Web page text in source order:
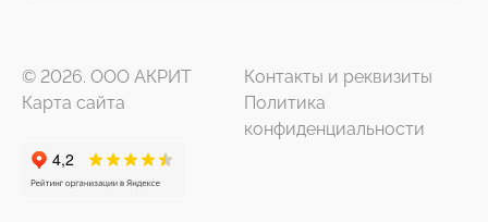
© 2026. ООО АКРИТ
Контакты и реквизиты
Карта сайта
Политика
конфиденциальности